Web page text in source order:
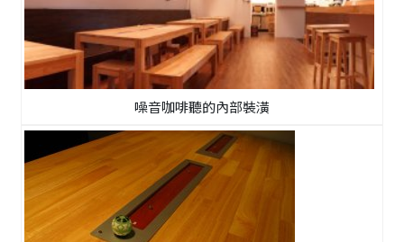
噪音咖啡聽的內部裝潢